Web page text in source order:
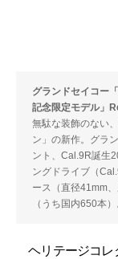
グランドセイコー
記念限定モデル」
無駄な装飾のない
ン」の新作。グラ
ント、Cal.9R誕生
ングドライブ（
ース（直径41mm
（うち国内650本
ヘリテージコレ